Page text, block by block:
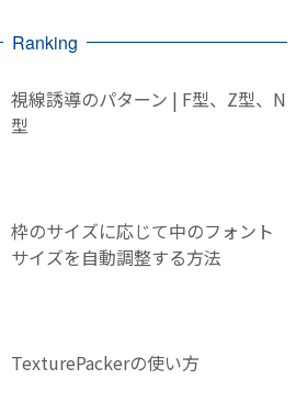
Ranking
視線誘導のパターン | F型、Z型、N
型
枠のサイズに応じて中のフォント
サイズを自動調整する方法
TexturePackerの使い方